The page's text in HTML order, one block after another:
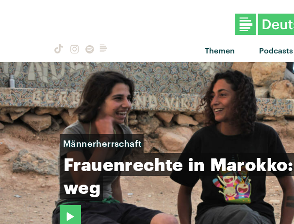
Themen Podcasts
Männerherrschaft
Frauenrechte in Marokko:
weg